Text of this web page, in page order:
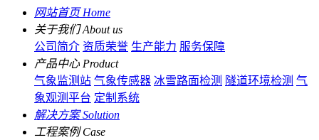
网站首页 Home
关于我们 About us
公司简介 资质荣誉 生产能力 服务保障
产品中心 Product
气象监测站 气象传感器 冰雪路面检测 隧道环境检测 气
象观测平台 定制系统
解决方案 Solution
工程案例 Case